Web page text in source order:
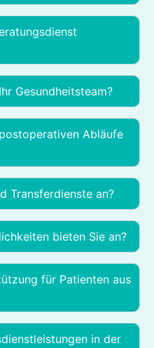
Gesundheitsteam?
Abläufe
Transferdienste an?
bieten Sie an?
für Patienten aus
in der